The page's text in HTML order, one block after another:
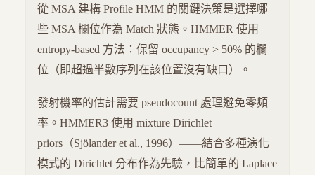
從 MSA 建構 Profile HMM 的關鍵決策是選擇哪
些 MSA 欄位作為 Match 狀態。HMMER 使用
entropy-based 方法：保留 occupancy > 50% 的欄
位（即超過半數序列在該位置沒有缺口）。
發射機率的估計需要 pseudocount 處理避免零頻
率。HMMER3 使用 mixture Dirichlet
priors（Sjölander et al., 1996）——結合多種演化
模式的 Dirichlet 分布作為先驗，比簡單的 Laplace